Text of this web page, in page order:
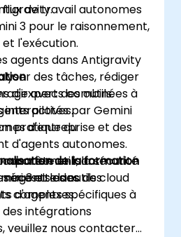
de travail autonomes
3 pour le raisonnement,
l'exécution.
agents dans Antigravity
des tâches, rédiger
avec des outils.
pilotés par Gemini
d'entreprise et des
la sécurité
agents dans des
complexes.
d'experts combinées à
interactives.
pratique du
d'agents autonomes.
utilisant
3 et les outils cloud
de la formation
nécessite des
d'agents spécifiques à
des intégrations
veuillez nous contacter